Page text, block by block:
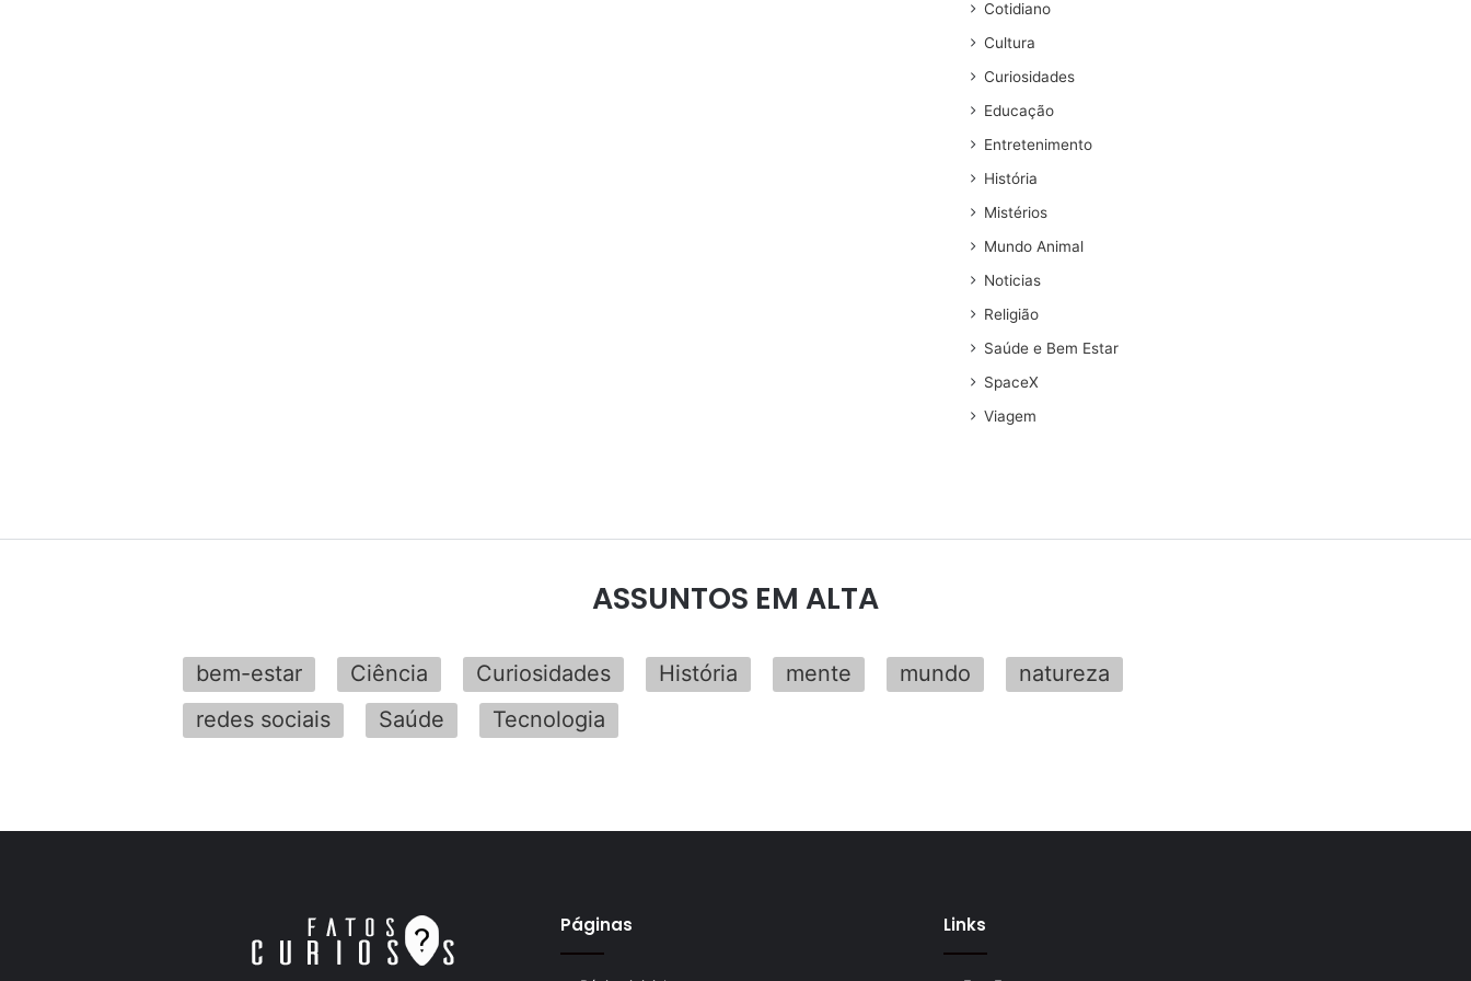
Cotidiano
Cultura
Curiosidades
Educação
Entretenimento
História
Mistérios
Mundo Animal
Noticias
Religião
Saúde e Bem Estar
SpaceX
Viagem
ASSUNTOS EM ALTA
bem-estar Ciência Curiosidades História mente mundo
natureza
redes sociais
Saúde Tecnologia
Páginas Links